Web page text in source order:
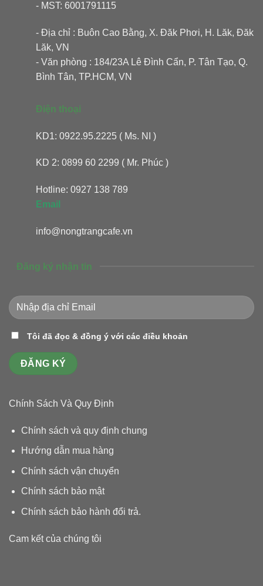
- MST: 6001791115
- Địa chỉ : Buôn Cao Bằng, X. Đăk Phơi, H. Lăk, Đăk
Lăk, VN
- Văn phòng : 184/23A Lê Đình Cẩn, P. Tân Tạo, Q.
Bình Tân, TP.HCM, VN
Điện thoại
KD1: 0922.95.2225 ( Ms. NI )
KD 2: 0899 60 2299 ( Mr. Phúc )
Hotline: 0927 138 789
Email
info@nongtrangcafe.vn
Đăng ký nhận tin
Tôi đã đọc & đồng ý với các điều khoản
Chính Sách Và Quy Định
Chính sách và quy định chung
Hướng dẫn mua hàng
Chính sách vận chuyển
Chính sách bảo mật
Chính sách bảo hành đổi trả.
Cam kết của chúng tôi